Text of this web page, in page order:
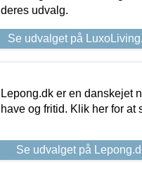
deres udvalg.
Se udvalget på
Lepong.dk er en danskejet
have og fritid. Klik her for at
Se udvalget på